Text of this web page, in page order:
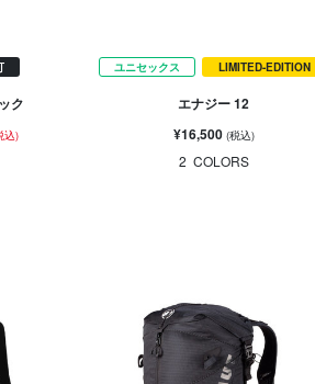
ク
込)
ユニセックス LIMITED-EDITION
エナジー 12
¥16,500 (税込)
2 COLORS